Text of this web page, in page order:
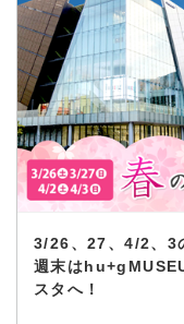
3/26、27、4/2、3
週末は
スタへ！